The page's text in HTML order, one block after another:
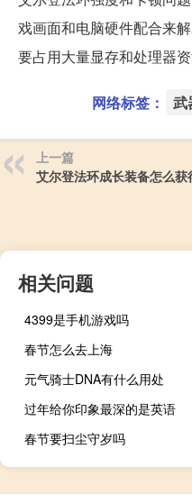
戏画面和电脑硬件配合来
要占用大量显存和处理器
网络标签： 武
上一篇
艾尔登法环成长装备怎么获
相关问题
4399是手机游戏吗
春节怎么去上海
元气骑士DNA有什么用处
过年给你印象最深的是英语
春节要扫尘守岁吗